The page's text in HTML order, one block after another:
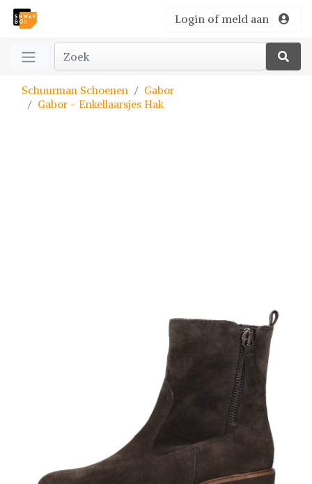
Login of meld aan
Schuurman Schoenen
Gabor
Gabor - Enkellaarsjes Hak